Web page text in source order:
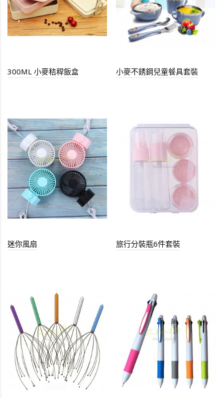
300ML 小麥秸稈飯盒 小麥不銹鋼兒童餐具套裝
迷你風扇 旅行分裝瓶6件套裝